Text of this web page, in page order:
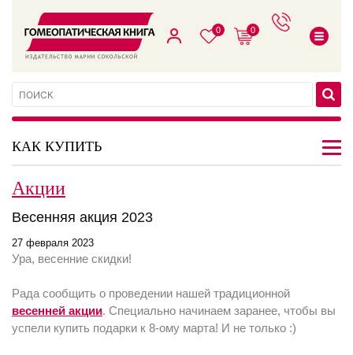
0 0
КАК КУПИТЬ
Акции
Весенняя акция 2023
27 февраля 2023
Ура, весенние скидки!
Рада сообщить о проведении нашей традиционной
весенней акции. Специально начинаем заранее, чтобы вы
успели купить подарки к 8-ому марта! И не только :)